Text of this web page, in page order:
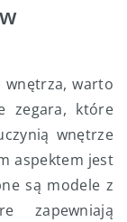
wnętrza, warto
zegara, które
wnętrze
aspektem jest
są modele z
zapewniają